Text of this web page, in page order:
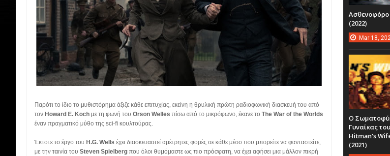
Παρότι το ίδιο το μυθιστόρημα άξιζε κάθε επιτυχίας, εκείνη η θρυλική πρώτη ραδιοφωνική διασκευή του από
τον Howard E. Koch με τη φωνή του Orson Welles πίσω από το μικρόφωνο, έκανε το The War of the Worlds
έναν πραγματικό μύθο της sci-fi κουλτούρας.
Έκτοτε το έργο του H.G. Wells έχει διασκευαστεί αμέτρητες φορές σε κάθε μέσο που μπορείτε να φανταστείτε,
με την ταινία του Steven Spielberg που όλοι θυμόμαστε ως πιο πρόσφατη, να έχει αφήσει μια μάλλον πικρή
(2022)
Mar 18,
Ο
Γυναίκας
Hitman's
(2021)